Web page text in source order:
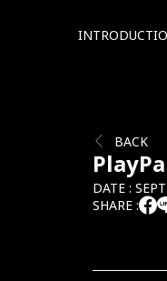
BACK
DATE :
SHARE :